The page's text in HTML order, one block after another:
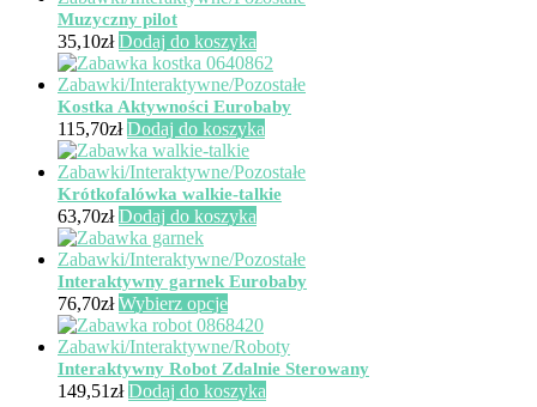
Muzyczny pilot
35,10zł Dodaj do koszyka
Kostka Aktywności Eurobaby
115,70zł Dodaj do koszyka
Krótkofalówka walkie-talkie
63,70zł Dodaj do koszyka
Interaktywny garnek Eurobaby
76,70zł Wybierz opcjeTen
produkt
ma
wiele
wariantów.
Interaktywny Robot Zdalnie Sterowany
149,51zł Dodaj do koszyka